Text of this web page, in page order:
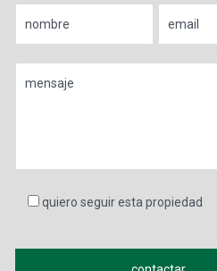
quiero seguir esta propiedad